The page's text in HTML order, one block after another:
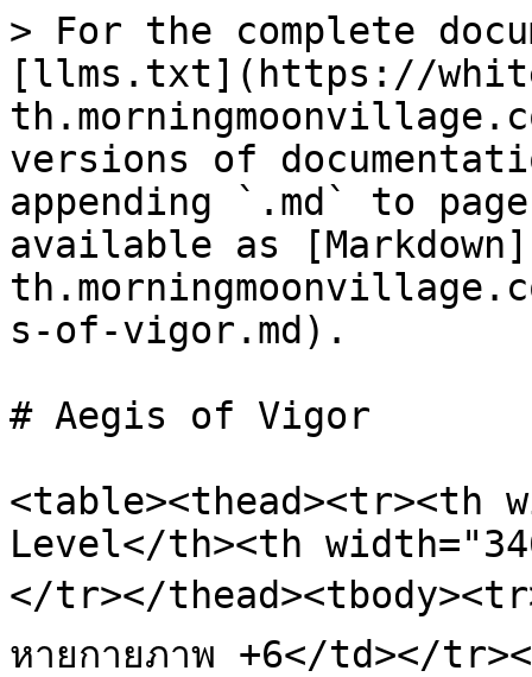
> For the complete
[llms.txt](https://
versions of
appending `.md` to
available as
s-of-vigor.md).
# Aegis of Vigor
<table><thead><tr><th
Level</th><th
</tr></
หายกายภาพ +6</td></